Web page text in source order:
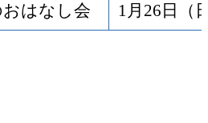
はなし会 1月26日（